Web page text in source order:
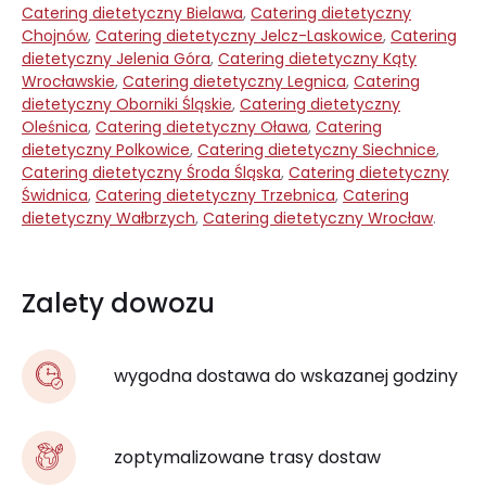
Catering dietetyczny Bielawa, Catering dietetyczny
Chojnów, Catering dietetyczny Jelcz-Laskowice, Catering
dietetyczny Jelenia Góra, Catering dietetyczny Kąty
Wrocławskie, Catering dietetyczny Legnica, Catering
dietetyczny Oborniki Śląskie, Catering dietetyczny
Oleśnica, Catering dietetyczny Oława, Catering
dietetyczny Polkowice, Catering dietetyczny Siechnice,
Catering dietetyczny Środa Śląska, Catering dietetyczny
Świdnica, Catering dietetyczny Trzebnica, Catering
dietetyczny Wałbrzych, Catering dietetyczny Wrocław.
Zalety dowozu
wygodna dostawa do wskazanej godziny
zoptymalizowane trasy dostaw